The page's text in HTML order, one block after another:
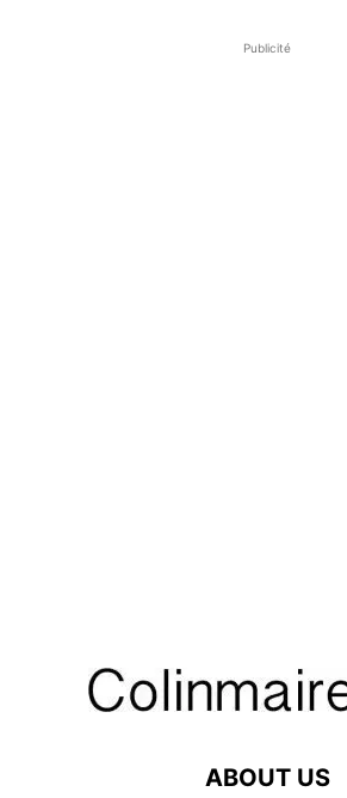
Publicité
ABOUT US